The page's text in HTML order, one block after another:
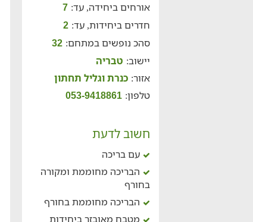
אורחים ביחידה, עד: 7
חדרים ביחידות, עד: 2
סהכ נופשים במתחם: 32
יישוב: טבריה
אזור: כנרת וגליל תחתון
טלפון: 053-9418861
חשוב לדעת
עם בריכה
הבריכה מחוממת ומקורה
בחורף
הבריכה מחוממת בחורף
מטבח מאובזר ביחידות